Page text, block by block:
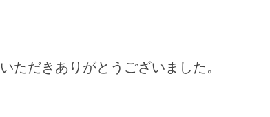
ただきありがとうございました。